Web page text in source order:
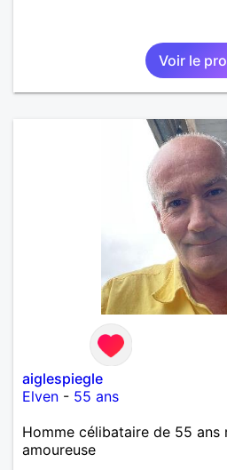
Voir le
aiglespiegle
Elven - 55 ans
Homme célibataire de 55 ans
amoureuse